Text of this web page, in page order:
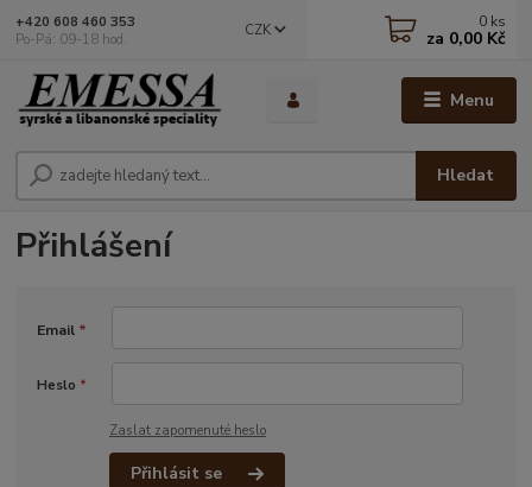
Menu
CZK
Hledat
+420 608 460 353
Po-Pá: 09-18 hod.
0 ks
za 0,00 Kč
Přihlášení
Email *
Heslo *
Zaslat zapomenuté heslo
Přihlásit se